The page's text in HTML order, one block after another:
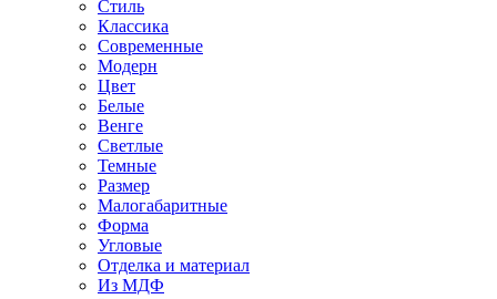
Стиль
Классика
Современные
Модерн
Цвет
Белые
Венге
Светлые
Темные
Размер
Малогабаритные
Форма
Угловые
Отделка и материал
Из МДФ